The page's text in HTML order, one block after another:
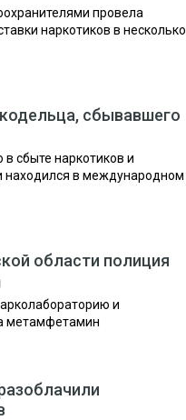
провела
наркотиков в несколько
сбывавшего
сбыте наркотиков и
находился в международном
области полиция
и
метамфетамин